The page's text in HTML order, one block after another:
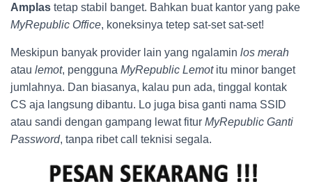
Amplas tetap stabil banget. Bahkan buat kantor yang pake
MyRepublic Office, koneksinya tetep sat-set sat-set!
Meskipun banyak provider lain yang ngalamin los merah
atau lemot, pengguna MyRepublic Lemotitu minor banget
jumlahnya. Dan biasanya, kalau pun ada, tinggal kontak
CS aja langsung dibantu. Lo juga bisa ganti nama SSID
atau sandi dengan gampang lewat fitur MyRepublic Ganti
Password, tanpa ribet call teknisi segala.